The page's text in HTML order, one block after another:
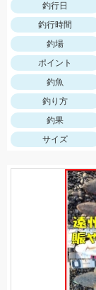
釣行日
釣行時間
釣場
ポイント
釣魚
釣り方
釣果
サイズ